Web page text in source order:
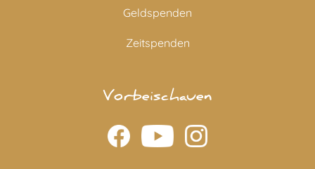
Geldspenden
Zeitspenden
Vorbeischauen